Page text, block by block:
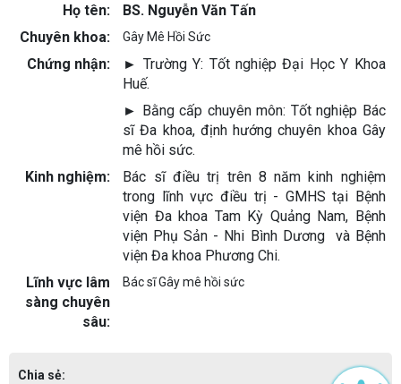
Họ tên:
BS. Nguyễn Văn Tấn
Chuyên khoa:
Gây Mê Hồi Sức
Chứng nhận:
► Trường Y: Tốt nghiệp Đại Học Y Khoa
Huế.
► Bằng cấp chuyên môn: Tốt nghiệp Bác
sĩ Đa khoa, định hướng chuyên khoa Gây
mê hồi sức.
Kinh nghiệm:
Bác sĩ điều trị trên 8 năm kinh nghiệm
trong lĩnh vực điều trị - GMHS tại Bệnh
viện Đa khoa Tam Kỳ Quảng Nam, Bệnh
viện Phụ Sản - Nhi Bình Dương và Bệnh
viện Đa khoa Phương Chi.
Lĩnh vực lâm
sàng chuyên
sâu:
Bác sĩ Gây mê hồi sức
Chia sẻ: